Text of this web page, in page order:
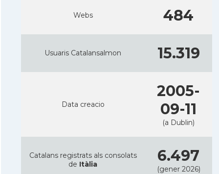
Webs 484
Usuaris Catalansalmon 15.319
Data creacio
2005-
09-11
(a Dublin)
Catalans registrats als consolats
de Itàlia 6.497
(gener 2026)